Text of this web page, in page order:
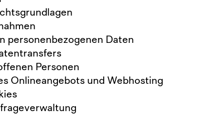
personenbezogenen Daten
Personen
Onlineangebots und Webhosting